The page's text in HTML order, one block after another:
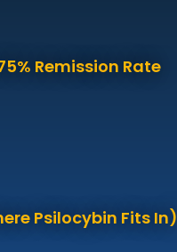
Remission Rate
Psilocybin Fits In)